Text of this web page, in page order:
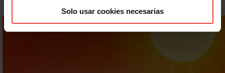
Solo usar cookies necesarias